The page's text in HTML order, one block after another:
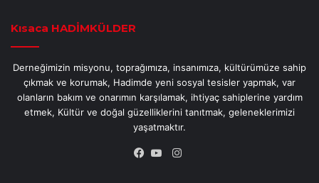
Kısaca HADİMKÜLDER
Derneğimizin misyonu, toprağımıza, insanımıza, kültürümüze sahip
çıkmak ve korumak, Hadimde yeni sosyal tesisler yapmak, var
olanların bakım ve onarımın karşılamak, ihtiyaç sahiplerine yardım
etmek, Kültür ve doğal güzelliklerini tanıtmak, geleneklerimizi
yaşatmaktır.
Instagram